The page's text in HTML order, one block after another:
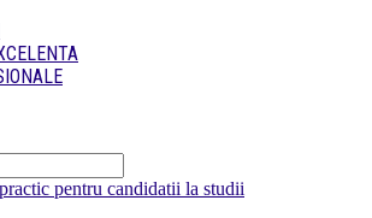
pentru candidatii la studii